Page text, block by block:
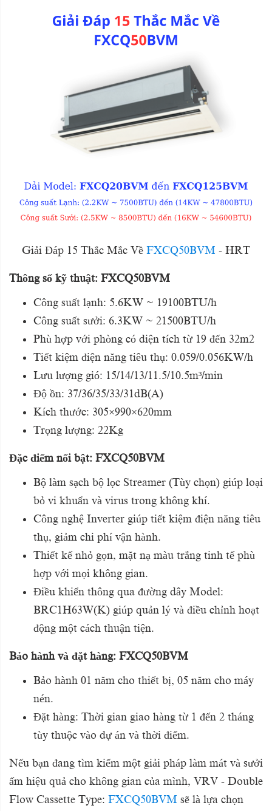
Giải Đáp 15 Thắc Mắc Về FXCQ50BVM - HRT
Thông số kỹ thuật: FXCQ50BVM
Công suất lạnh: 5.6KW ~ 19100BTU/h
Công suất sưởi: 6.3KW ~ 21500BTU/h
Phù hợp với phòng có diện tích từ 19 đến 32m2
Tiết kiệm điện năng tiêu thụ: 0.059/0.056KW/h
Lưu lượng gió: 15/14/13/11.5/10.5m³/min
Độ ồn: 37/36/35/33/31dB(A)
Kích thước: 305×990×620mm
Trọng lượng: 22Kg
Đặc điểm nổi bật: FXCQ50BVM
Bộ làm sạch bộ lọc Streamer (Tùy chọn) giúp loại
bỏ vi khuẩn và virus trong không khí.
Công nghệ Inverter giúp tiết kiệm điện năng tiêu
thụ, giảm chi phí vận hành.
Thiết kế nhỏ gọn, mặt nạ màu trắng tinh tế phù
hợp với mọi không gian.
Điều khiển thông qua đường dây Model:
BRC1H63W(K) giúp quản lý và điều chỉnh hoạt
động một cách thuận tiện.
Bảo hành và đặt hàng: FXCQ50BVM
Bảo hành 01 năm cho thiết bị, 05 năm cho máy
nén.
Đặt hàng: Thời gian giao hàng từ 1 đến 2 tháng
tùy thuộc vào dự án và thời điểm.
Nếu bạn đang tìm kiếm một giải pháp làm mát và sưởi
ấm hiệu quả cho không gian của mình, VRV - Double
Flow Cassette Type: FXCQ50BVM sẽ là lựa chọn